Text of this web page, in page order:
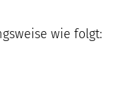
wie folgt: